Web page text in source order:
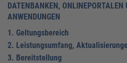
DATENBANKEN, ONLINEPORTALEN
ANWENDUNGEN
1. Geltungsbereich
2. Leistungsumfang,
3. Bereitstellung